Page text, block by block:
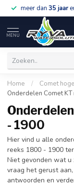
meer dan 35 jaar
MENU
Home / Comet
Onderdelen Comet
- 1900
Hier vind u alle
reeks 1800 - 1900
Niet gevonden wat u
vraag het gerust
antwoorden en